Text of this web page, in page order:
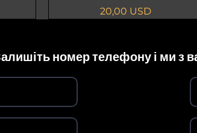
Ціна
20,00 USD
номер телефону і ми з